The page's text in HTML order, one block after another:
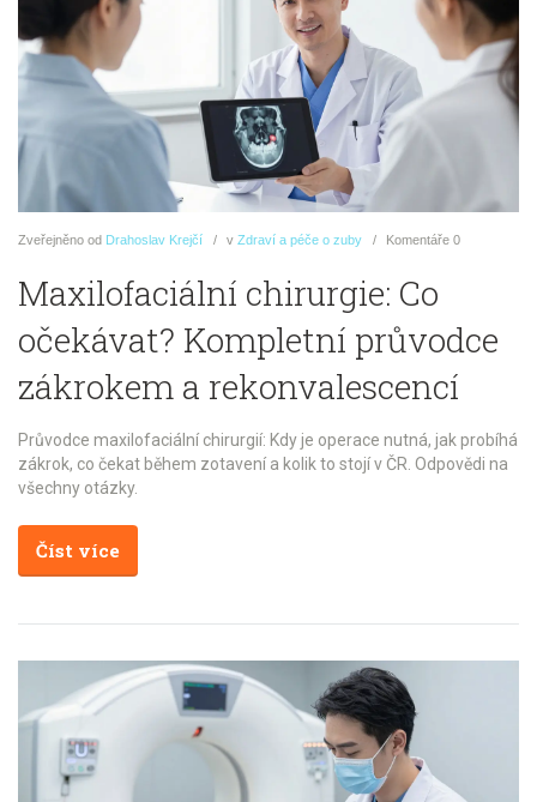
Zveřejněno od Drahoslav Krejčí v Zdraví a péče o zuby Komentáře 0
Maxilofaciální chirurgie: Co
očekávat? Kompletní průvodce
zákrokem a rekonvalescencí
Průvodce maxilofaciální chirurgií: Kdy je operace nutná, jak probíhá
zákrok, co čekat během zotavení a kolik to stojí v ČR. Odpovědi na
všechny otázky.
Číst více